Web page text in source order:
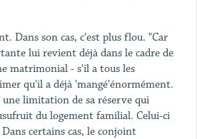
Dans son cas, c'est plus flou. "Car
lui revient déjà dans le cadre de
matrimonial - s'il a tous les
qu'il a déjà 'mangé'énormément.
une limitation de sa réserve qui
du logement familial. Celui-ci
certains cas, le conjoint